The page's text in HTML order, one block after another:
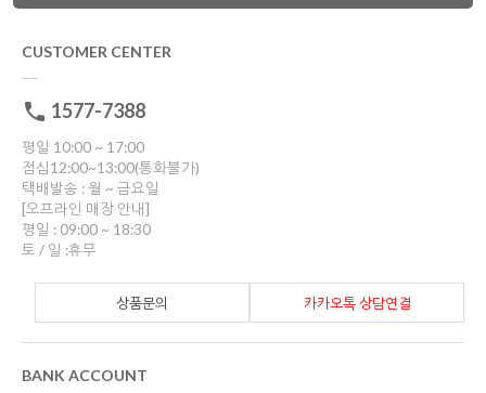
CUSTOMER CENTER
1577-7388
평일 10:00 ~ 17:00
점심12:00~13:00(통화불가)
택배발송 : 월 ~ 금요일
[오프라인 매장 안내]
평일 : 09:00 ~ 18:30
토 / 일 :휴무
카카오톡 상담연결
상품문의
BANK ACCOUNT